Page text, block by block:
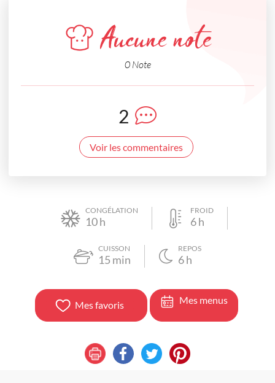
Aucune note
0 Note
2
Voir les commentaires
CONGÉLATION
10h
FROID
6h
CUISSON
15 min
REPOS
6h
Mes favoris Mes menus